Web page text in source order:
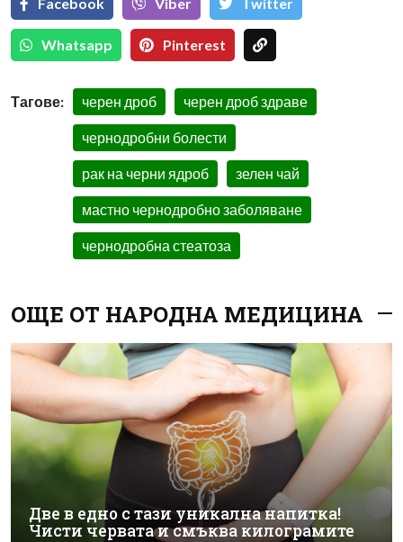
Whatsapp Pinterest
Тагове: черен дроб черен дроб здраве
чернодробни болести
рак на черни ядроб зелен чай
мастно чернодробно заболяване
чернодробна стеатоза
ОЩЕ ОТ НАРОДНА МЕДИЦИНА
Две в едно с тази уникална напитка!
Чисти червата и смъква килограмите